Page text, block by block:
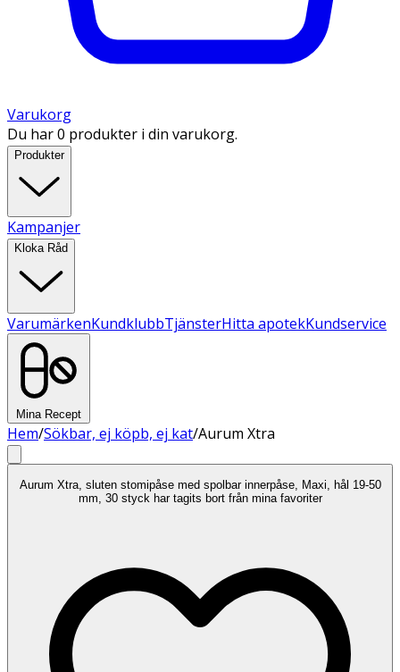
Varukorg
Du har 0 produkter i din varukorg.
Produkter
Kampanjer
Kloka Råd
VarumärkenKundklubbTjänsterHitta apotekKundservice
Mina Recept
Hem/Sökbar, ej köpb, ej kat/Aurum Xtra
Aurum Xtra, sluten stomipåse med spolbar innerpåse, Maxi, hål 19-50
mm, 30 styck har tagits bort från mina favoriter